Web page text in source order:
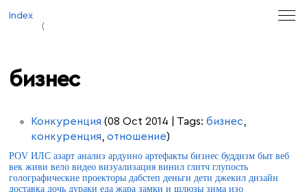
Index
бизнес
Конкуренция (08 Oct 2014 | Tags:бизнес
конкуренция ,отношение)
POV ИЛС азарт анализ ардуино артефакты бизнес буддизм быт веб
век живи вело видео визуализация винил глитч глупость
голографические проекторы дабстеп деньги дети джекил дизайн
доставка дочь дураки еда жара замки и шлюзы зима изо